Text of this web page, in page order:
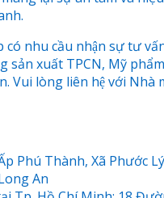
có nhu cầu nhận sự tư
sản xuất TPCN, Mỹ
Vui lòng liên hệ với Nhà
Phú Thành, Xã Phước
An